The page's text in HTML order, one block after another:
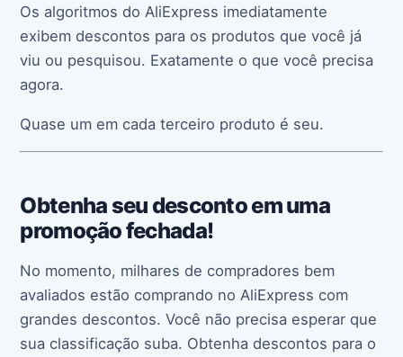
Os algoritmos do AliExpress imediatamente
exibem descontos para os produtos que você já
viu ou pesquisou. Exatamente o que você precisa
agora.
Quase um em cada terceiro produto é seu.
Obtenha seu desconto em uma
promoção fechada!
No momento, milhares de compradores bem
avaliados estão comprando no AliExpress com
grandes descontos. Você não precisa esperar que
sua classificação suba. Obtenha descontos para o